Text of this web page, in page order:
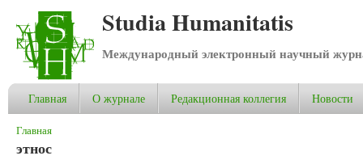
Studia Humanitatis
Международный электронный научный
Главная О журнале Редакционная коллегия Новости
Вы здесь
Главная
этнос